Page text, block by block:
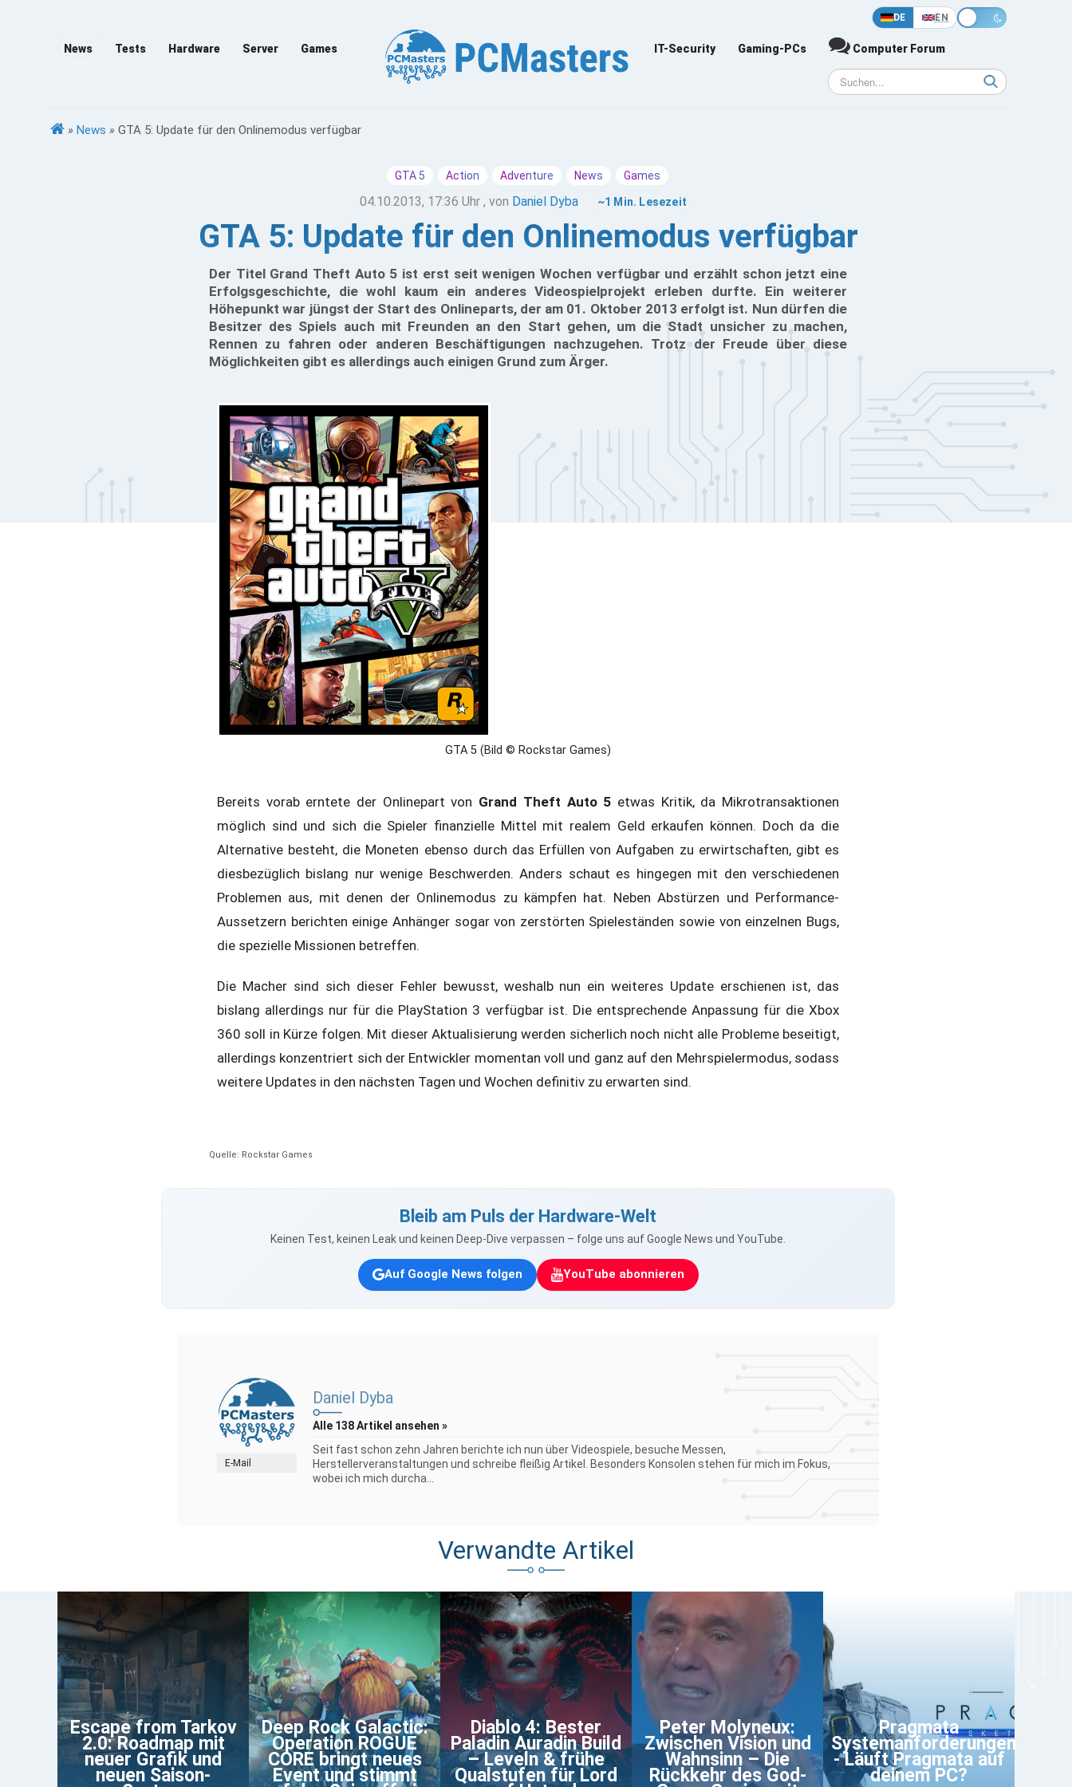
DE EN
News Tests Hardware Server Games IT-Security Gaming-PCs Computer Forum
» News » GTA 5: Update für den Onlinemodus verfügbar
GTA 5 Action Adventure News Games
04.10.2013, 17:36 Uhr , von Daniel Dyba ~1 Min. Lesezeit
GTA 5: Update für den Onlinemodus verfügbar
Der Titel Grand Theft Auto 5 ist erst seit wenigen Wochen verfügbar und erzählt schon jetzt eine
Erfolgsgeschichte, die wohl kaum ein anderes Videospielprojekt erleben durfte. Ein weiterer
Höhepunkt war jüngst der Start des Onlineparts, der am 01. Oktober 2013 erfolgt ist. Nun dürfen die
Besitzer des Spiels auch mit Freunden an den Start gehen, um die Stadt unsicher zu machen,
Rennen zu fahren oder anderen Beschäftigungen nachzugehen. Trotz der Freude über diese
Möglichkeiten gibt es allerdings auch einigen Grund zum Ärger.
GTA 5 (Bild © Rockstar Games)
Bereits vorab erntete der Onlinepart von Grand Theft Auto 5 etwas Kritik, da Mikrotransaktionen
möglich sind und sich die Spieler finanzielle Mittel mit realem Geld erkaufen können. Doch da die
Alternative besteht, die Moneten ebenso durch das Erfüllen von Aufgaben zu erwirtschaften, gibt es
diesbezüglich bislang nur wenige Beschwerden. Anders schaut es hingegen mit den verschiedenen
Problemen aus, mit denen der Onlinemodus zu kämpfen hat. Neben Abstürzen und Performance-
Aussetzern berichten einige Anhänger sogar von zerstörten Spieleständen sowie von einzelnen Bugs,
die spezielle Missionen betreffen.
Die Macher sind sich dieser Fehler bewusst, weshalb nun ein weiteres Update erschienen ist, das
bislang allerdings nur für die PlayStation 3 verfügbar ist. Die entsprechende Anpassung für die Xbox
360 soll in Kürze folgen. Mit dieser Aktualisierung werden sicherlich noch nicht alle Probleme beseitigt,
allerdings konzentriert sich der Entwickler momentan voll und ganz auf den Mehrspielermodus, sodass
weitere Updates in den nächsten Tagen und Wochen definitiv zu erwarten sind.
Quelle: Rockstar Games
Bleib am Puls der Hardware-Welt
Keinen Test, keinen Leak und keinen Deep-Dive verpassen – folge uns auf Google News und YouTube.
Auf Google News folgen YouTube abonnieren
E-Mail
Daniel Dyba
Alle 138 Artikel ansehen »
Seit fast schon zehn Jahren berichte ich nun über Videospiele, besuche Messen,
Herstellerveranstaltungen und schreibe fleißig Artikel. Besonders Konsolen stehen für mich im Fokus,
wobei ich mich durcha...
Verwandte Artikel
Escape from Tarkov
2.0: Roadmap mit
neuer Grafik und
neuen Saison-
Deep Rock Galactic:
Operation ROGUE
CORE bringt neues
Event und stimmt
Diablo 4: Bester
Paladin Auradin Build
– Leveln & frühe
Qualstufen für Lord
Peter Molyneux:
Zwischen Vision und
Wahnsinn – Die
Rückkehr des God-
Pragmata
Systemanforderungen
- Läuft Pragmata auf
deinem PC?